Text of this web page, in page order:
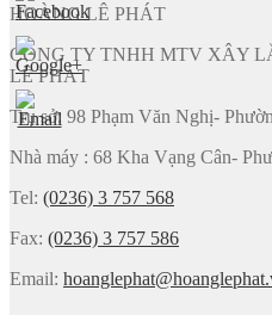
HOÀNG LÊ PHÁT
CÔNG TY TNHH MTV XÂY
LÊ PHÁT
Trụ sở: 98 Phạm Văn Nghị-
Nhà máy : 68 Kha Vạng Cân-
Tel: (0236) 3 757 568
Fax: (0236) 3 757 586
Email: